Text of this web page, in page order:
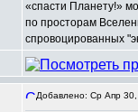
«спасти Планету!»
по просторам
спровоцированных
Добавлено: Ср Апр